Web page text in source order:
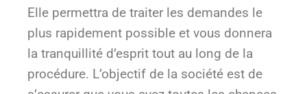
Elle permettra de traiter les demandes le
plus rapidement possible et vous donnera
la tranquillité d’esprit tout au long de la
procédure. L’objectif de la société est de